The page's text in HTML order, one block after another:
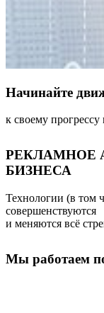
Начинайте
к своему прогрессу
РЕКЛАМНОЕ
БИЗНЕСА
Технологии (в том
совершенствуются
и меняются всё
Мы работаем